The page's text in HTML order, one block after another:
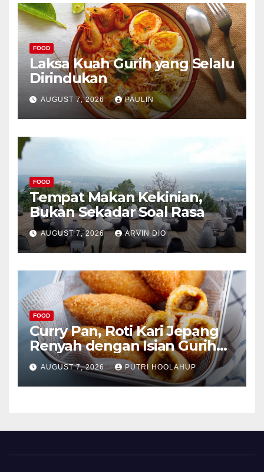
FOOD
Laksa Kuah Gurih yang Selalu
Dirindukan
AUGUST 7, 2026 PAULIN
FOOD
Tempat Makan Kekinian,
Bukan Sekadar Soal Rasa
AUGUST 7, 2026 ARVIN DIO
FOOD
Curry Pan, Roti Kari Jepang
Renyah dengan Isian Gurih
Menggoda
AUGUST 7, 2026 PUTRI HOOLAHUP